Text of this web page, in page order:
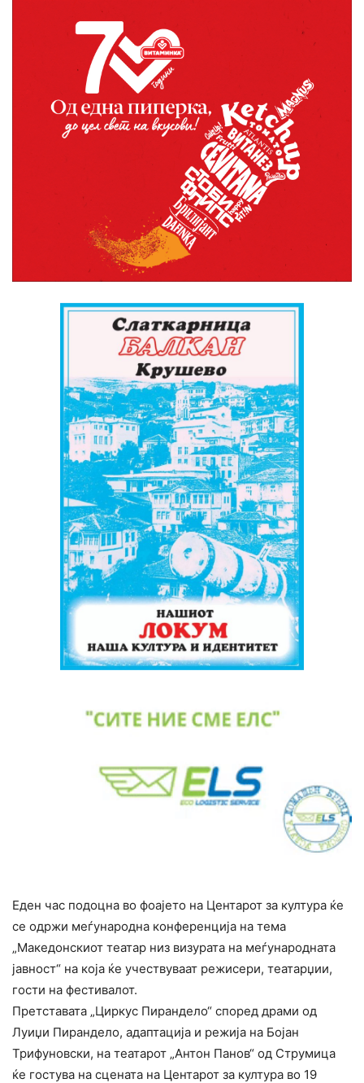
Еден час подоцна во фоајето на Центарот за култура ќе
се одржи меѓународна конференција на тема
„Македонскиот театар низ визурата на меѓународната
јавност“ на која ќе учествуваат режисери, театарџии,
гости на фестивалот.
Претставата „Циркус Пирандело“ според драми од
Луиџи Пирандело, адаптација и режија на Бојан
Трифуновски, на театарот „Антон Панов“ од Струмица
ќе гостува на сцената на Центарот за култура во 19